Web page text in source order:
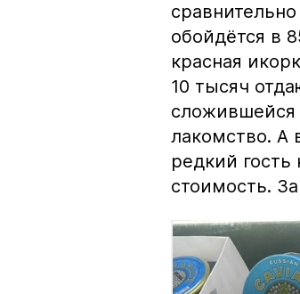
обойдётся в
красная
10 тысяч
сложившейся
лакомство. А
редкий
стоимость.